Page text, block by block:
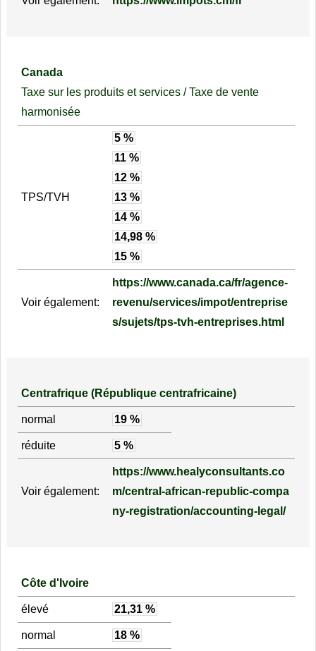
Canada
Taxe sur les produits et services / Taxe de vente
harmonisée
TPS/TVH
5 %
11 %
12 %
13 %
14 %
14,98 %
15 %
Voir également:
https://www.canada.ca/fr/agence-
revenu/services/impot/entreprise
s/sujets/tps-tvh-entreprises.html
Centrafrique (République centrafricaine)
normal 19 %
réduite 5 %
Voir également:
https://www.healyconsultants.co
m/central-african-republic-compa
ny-registration/accounting-legal/
Côte d'Ivoire
élevé 21,31 %
normal 18 %